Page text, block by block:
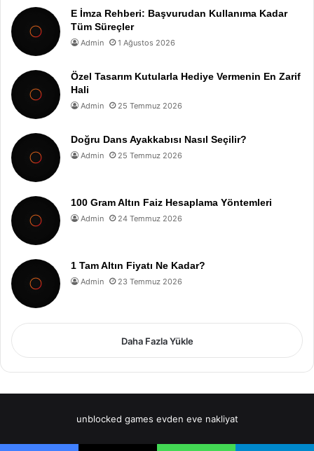
E İmza Rehberi: Başvurudan Kullanıma Kadar
Tüm Süreçler
Admin 1 Ağustos 2026
Özel Tasarım Kutularla Hediye Vermenin En Zarif
Hali
Admin 25 Temmuz 2026
Doğru Dans Ayakkabısı Nasıl Seçilir?
Admin 25 Temmuz 2026
100 Gram Altın Faiz Hesaplama Yöntemleri
Admin 24 Temmuz 2026
1 Tam Altın Fiyatı Ne Kadar?
Admin 23 Temmuz 2026
Daha Fazla Yükle
unblocked games evden eve nakliyat